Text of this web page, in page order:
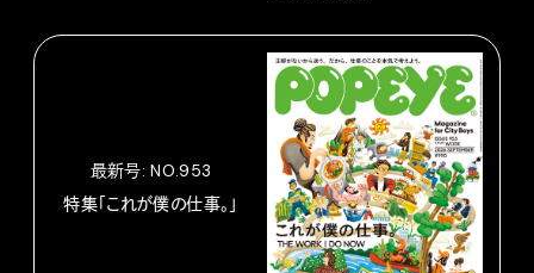
最新号: NO.953
特集「これが僕の仕事。」